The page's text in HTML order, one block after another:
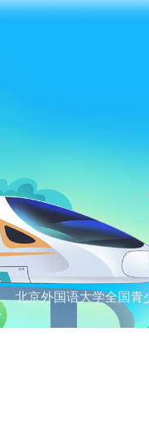
北京外国语大学全国青